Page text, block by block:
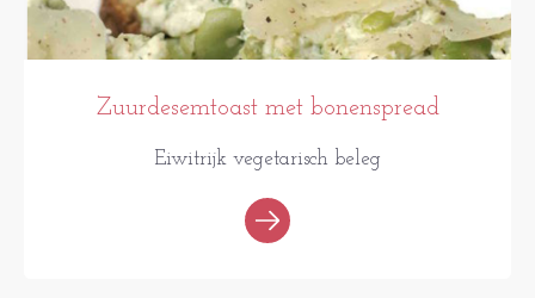
Zuurdesemtoast met bonenspread
Eiwitrijk vegetarisch beleg